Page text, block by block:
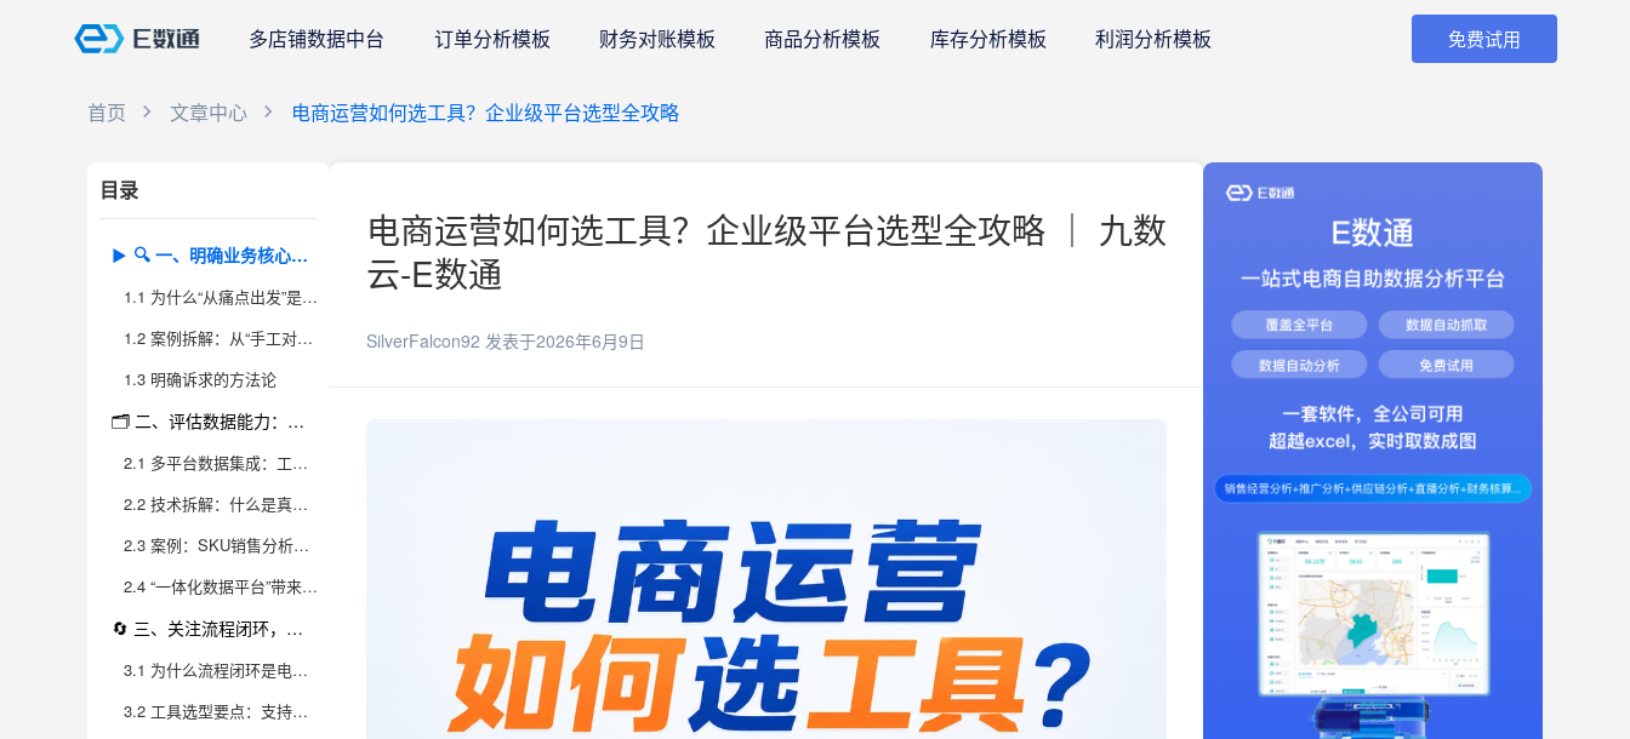
多店铺数据中台 订单分析模板 财务对账模板 商品分析模板 库存分析模板 利润分析模板 免费试用
首页 文章中心 电商运营如何选工具？企业级平台选型全攻略
目录
🔍 一、明确业务核心诉求，选型才能有的放矢
1.1 为什么“从痛点出发”是电商运营工具选型的起点？
1.2 案例拆解：从“手工对账”到“自动化分析”
1.3 明确诉求的方法论
🗂 二、评估数据能力：多平台整合和分析才是王道
2.1 多平台数据集成：工具选型的“分水岭”
2.2 技术拆解：什么是真正的“数据整合”？
2.3 案例：SKU销售分析与大数据选品的“提效极限”
2.4 “一体化数据平台”带来的组织效率革命
🔄 三、关注流程闭环，打通运营、财务、仓储全链路
3.1 为什么流程闭环是电商企业的“生命线”？
3.2 工具选型要点：支持跨部门全链路协同
电商运营如何选工具？企业级平台选型全攻略 ｜ 九数
云-E数通
SilverFalcon92 发表于2026年6月9日